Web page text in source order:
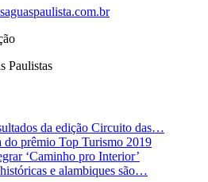
Paulistas
da edição Circuito das…
do prêmio Top Turismo 2019
‘Caminho pro Interior’
e alambiques são…